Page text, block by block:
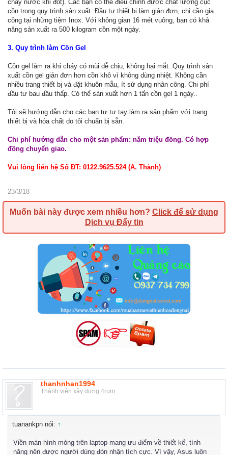
chảy nước khi đốt). Các bạn có thể điều chỉnh được chất lượng cục
cồn trong quy trình sản xuất. Đầu tư thiết bị làm giản đơn, chỉ cần gia
công tại những tiệm Inox. Với không gian 16 mét vuông, bạn có khả
năng sản xuất ra 500 kilogram cồn một ngày.
3. Quy trình làm Cồn Gel
Cồn gel làm ra khi cháy có mùi dễ chịu, không hại mắt. Quy trình sản
xuất cồn gel giản đơn hơn cồn khô vì không dùng nhiệt. Không cần
nhiều trang thiết bị và đặt khuôn mẫu, ít sử dụng nhân công. Chi phí
đầu tư bau đầu thấp. Có thể sản xuất hơn 1 tấn cồn gel 1 ngày..
Tôi sẽ hướng dẫn cho các bạn tự tự tay làm ra sản phẩm với trang
thiết bị và hóa chất do tôi chuẩn bị sẵn.
Chi phí hướng dẫn cho một sản phẩm: năm triệu đồng. Có hợp
đồng chuyển giao.
Vui lòng liên hệ Số ĐT: 0122.9625.524 (A. Thành)
23/3/18
Muốn bài này được xem nhiều hơn? Click để sử dụng
Dịch vụ Đẩy tin
thanhnhan1994
Thành viên xây dựng 4rum
tuanankpn nói: ↑
Viền màn hình mỏng trên laptop mang ưu điểm về thiết kế, tính
năng nên được người dùng đón nhận tích cực. Vì vậy, Asus luôn